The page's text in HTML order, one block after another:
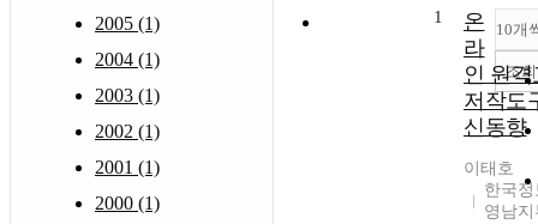
2005 (1)
2004 (1)
2003 (1)
2002 (1)
2001 (1)
2000 (1)
10개
조회
1
온
라
인 원
저작도
신동향
이태호
한국
영남지